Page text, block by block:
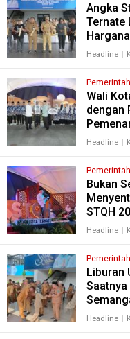
Angka
Ternate
Headline
Pemerintah
Wali
dengan
Headline
Pemerintah
Bukan
STQH
Headline
Liburan
Headline